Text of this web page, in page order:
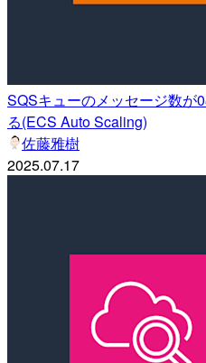
SQSキューのメッセージ数が
る(ECS Auto Scaling)
佐藤雅樹
2025.07.17